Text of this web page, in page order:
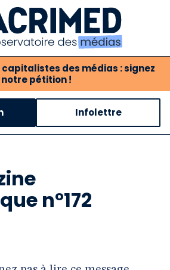
des médias : signez
notre pétition !
Notre association
critique des médias
Notre revue
Boutique
Infolettre
n°172